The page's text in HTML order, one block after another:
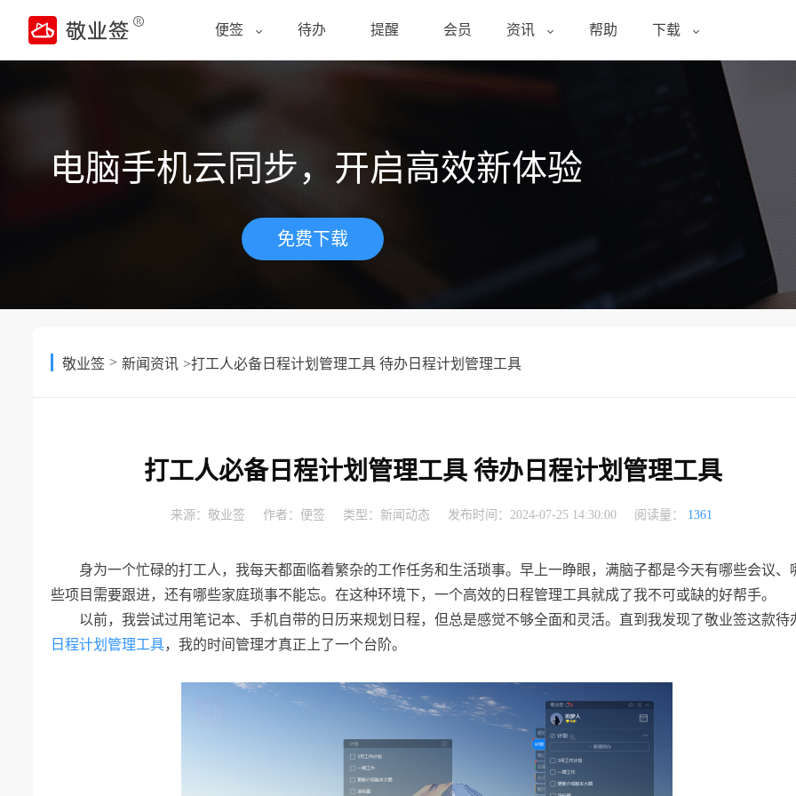
便签 待办 提醒 会员 资讯 帮助 下载
电脑手机云同步，开启高效新体验
免费下载
敬业签 > 新闻资讯 >打工人必备日程计划管理工具 待办日程计划管理工具
打工人必备日程计划管理工具 待办日程计划管理工具
来源： 敬业签 作者： 便签 类型： 新闻动态 发布时间：2024-07-25 14:30:00 阅读量： 1361
身为一个忙碌的打工人，我每天都面临着繁杂的工作任务和生活琐事。早上一睁眼，满脑子都是今天有哪些会议、
些项目需要跟进，还有哪些家庭琐事不能忘。在这种环境下，一个高效的日程管理工具就成了我不可或缺的好帮手。
以前，我尝试过用笔记本、手机自带的日历来规划日程，但总是感觉不够全面和灵活。直到我发现了敬业签这款待
日程计划管理工具，我的时间管理才真正上了一个台阶。